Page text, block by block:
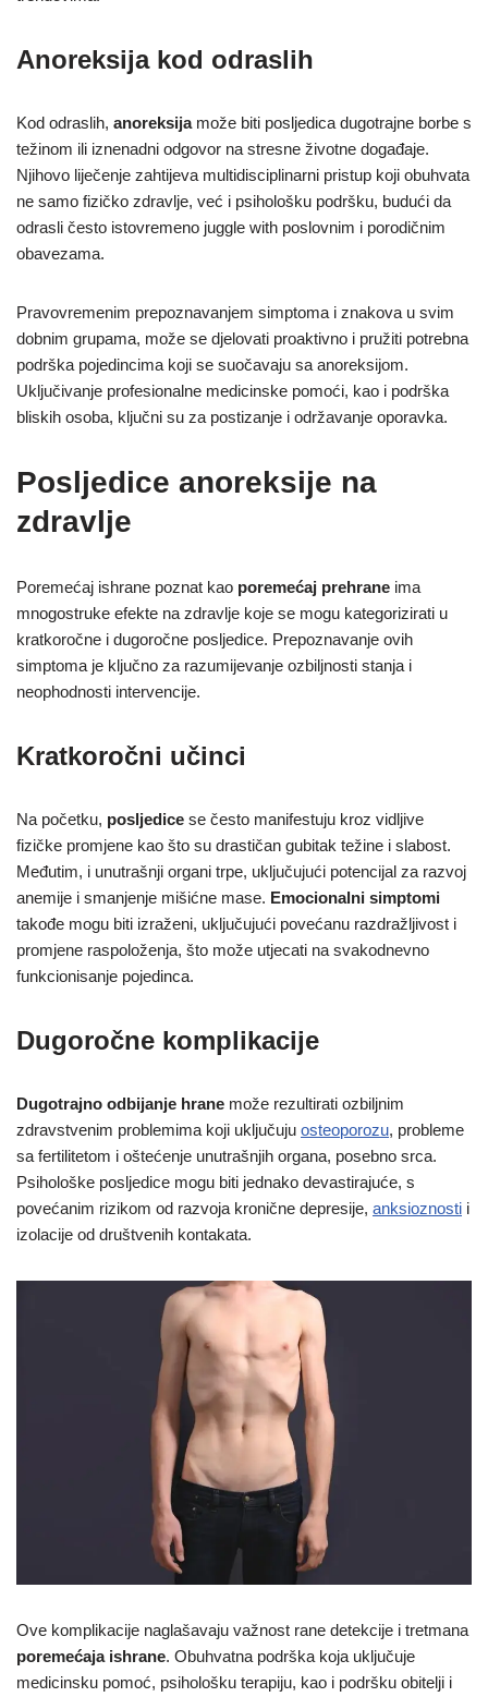
Anoreksija kod odraslih
Kod odraslih, anoreksijamože biti posljedica dugotrajne borbe s
težinom ili iznenadni odgovor na stresne životne događaje.
Njihovo liječenje zahtijeva multidisciplinarni pristup koji obuhvata
ne samo fizičko zdravlje, već i psihološku podršku, budući da
odrasli često istovremeno juggle with poslovnim i porodičnim
obavezama.
Pravovremenim prepoznavanjem simptoma i znakova u svim
dobnim grupama, može se djelovati proaktivno i pružiti potrebna
podrška pojedincima koji se suočavaju sa anoreksijom.
Uključivanje profesionalne medicinske pomoći, kao i podrška
bliskih osoba, ključni su za postizanje i održavanje oporavka.
Posljedice anoreksije na
zdravlje
Poremećaj ishrane poznat kao poremećaj prehrane ima
mnogostruke efekte na zdravlje koje se mogu kategorizirati u
kratkoročne i dugoročne posljedice. Prepoznavanje ovih
simptoma je ključno za razumijevanje ozbiljnosti stanja i
neophodnosti intervencije.
Kratkoročni učinci
Na početku, posljedice se često manifestuju kroz vidljive
fizičke promjene kao što su drastičan gubitak težine i slabost.
Međutim, i unutrašnji organi trpe, uključujući potencijal za razvoj
anemije i smanjenje mišićne mase. Emocionalni simptomi
takođe mogu biti izraženi, uključujući povećanu razdražljivost i
promjene raspoloženja, što može utjecati na svakodnevno
funkcionisanje pojedinca.
Dugoročne komplikacije
Dugotrajno odbijanje hrane može rezultirati ozbiljnim
zdravstvenim problemima koji uključuju osteoporozu, probleme
sa fertilitetom i oštećenje unutrašnjih organa, posebno srca.
Psihološke posljedice mogu biti jednako devastirajuće, s
povećanim rizikom od razvoja kronične depresije, anksioznosti i
izolacije od društvenih kontakata.
Ove komplikacije naglašavaju važnost rane detekcije i tretmana
poremećaja ishrane. Obuhvatna podrška koja uključuje
medicinsku pomoć, psihološku terapiju, kao i podršku obitelji i